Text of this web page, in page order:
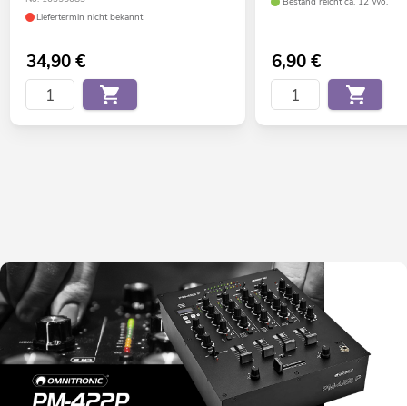
Liefertermin nicht bekannt
34,90€ 6,90€